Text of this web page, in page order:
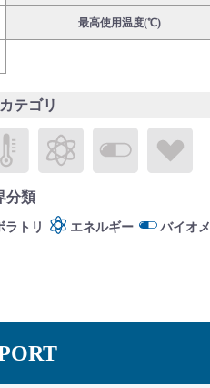
最高使用温度(℃)
テゴリ
ス
カル パブリックラボラトリバイオメ
分類
ラトリ エネルギー バイオ